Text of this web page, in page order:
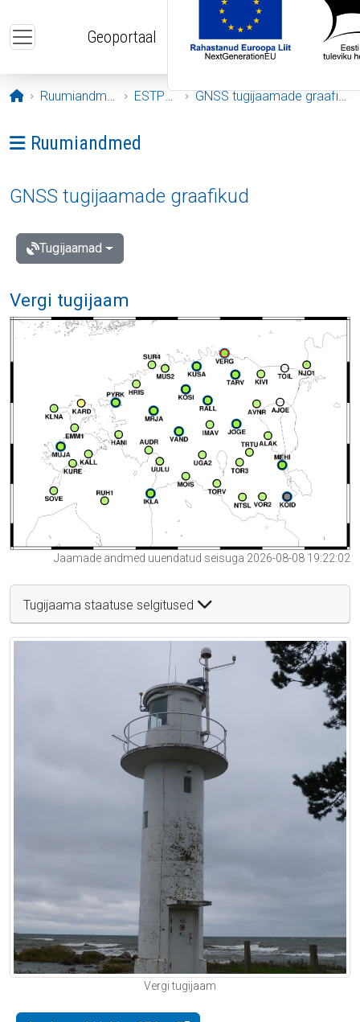
Geoportaal
Avaleht
Ruumiandmed ESTPOS GNSS tugijaamade graafikud
Ava menüü: Ruumiandmed
Ruumiandmed
GNSS tugijaamade graafikud
Tugijaamad
Vergi tugijaam
Jaamade andmed uuendatud seisuga 2026-08-08 19:22:02
Tugijaama staatuse selgitused
Vergi tugijaam